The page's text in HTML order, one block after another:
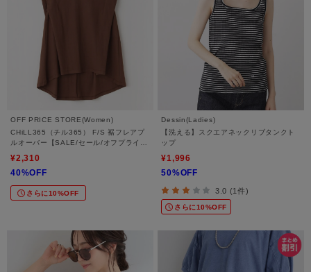
OFF PRICE STORE(Women)
CHiLL365（チル365） F/S 裾フレアプ
ルオーバー【SALE/セール/オフプライ
ス/カジュアル/デイリー/トレンド/通勤】
¥2,310
40%OFF
さらに10%OFF
Dessin(Ladies)
【洗える】スクエアネックリブタンクト
ップ
¥1,996
50%OFF
3.0 (1件)
さらに10%OFF